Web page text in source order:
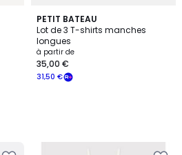
PETIT BATEAU
Lot de 3 T-shirts manches
longues
à partir de
31,50 €
35,00 €